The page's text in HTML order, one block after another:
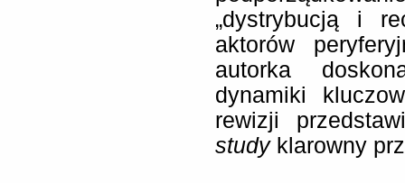
„dystrybucją i
aktorów
autorka
dynamiki
rewizji
studyklarowny